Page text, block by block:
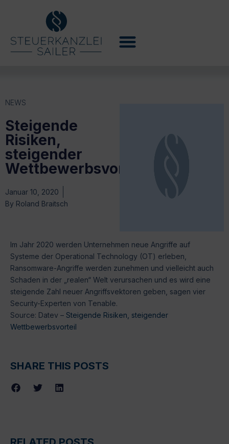
NEWS
Steigende
Risiken,
steigender
Wettbewerbsvorteil
Januar 10, 2020
By Roland Braitsch
Im Jahr 2020 werden Unternehmen neue Angriffe auf
Systeme der Operational Technology (OT) erleben,
Ransomware-Angriffe werden zunehmen und vielleicht auch
Schaden in der „realen“ Welt verursachen und es wird eine
steigende Zahl neuer Angriffsvektoren geben, sagen vier
Security-Experten von Tenable.
Source: Datev – Steigende Risiken, steigender
Wettbewerbsvorteil
SHARE THIS POSTS